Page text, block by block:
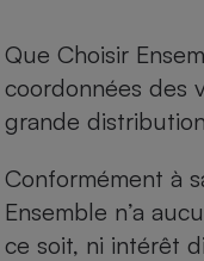
Que Choisir
coordonnées des
grande
Conformément à
Ensemble n’a
ce soit, ni intérêt